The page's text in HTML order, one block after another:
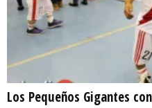
Los Pequeños Gigantes